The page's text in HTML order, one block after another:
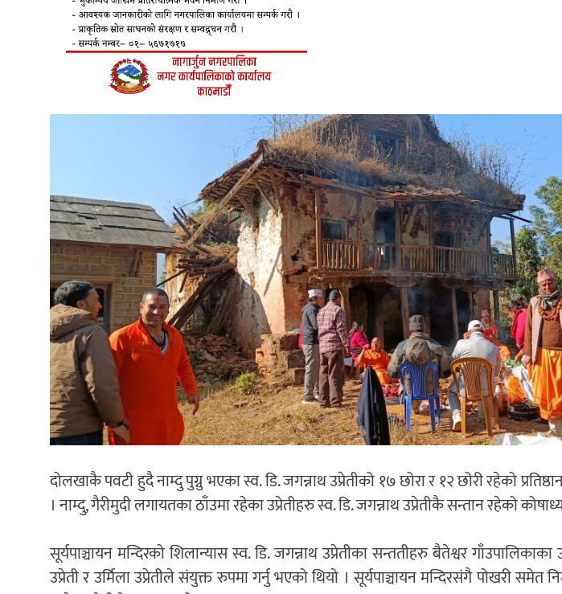
दोलखाकै पवटी हुदै नाम्दु पुग्नु भएका स्व. डि. जगन्नाथ उप्रेतीको १७ छोरा र १२ छोरी रहेको
। नाम्दु, गैरीमुदी लगायतका ठाँउमा रहेका उप्रेतीहरु स्व. डि. जगन्नाथ उप्रेतीकै सन्तान रहेको
सूर्यपाञ्चायन मन्दिरको शिलान्यास स्व. डि. जगन्नाथ उप्रेतीका सन्ततीहरु बैतेश्वर
उप्रेती र उर्मिला उप्रेतीले संयुक्त रुपमा गर्नु भएको थियो । सूर्यपाञ्चायन मन्दिरसंगै पोखरी समेत